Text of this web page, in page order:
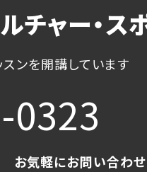
チャー・ス
スンを開講しています
0323
お気軽にお問い合わせ